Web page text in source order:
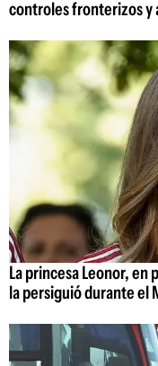
controles fronterizos y
La princesa Leonor, en
la persiguió durante el